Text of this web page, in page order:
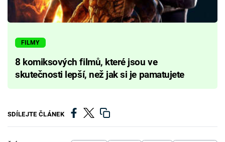
FILMY
8 komiksových filmů, které jsou ve
skutečnosti lepší, než jak si je pamatujete
SDÍLEJTE ČLÁNEK